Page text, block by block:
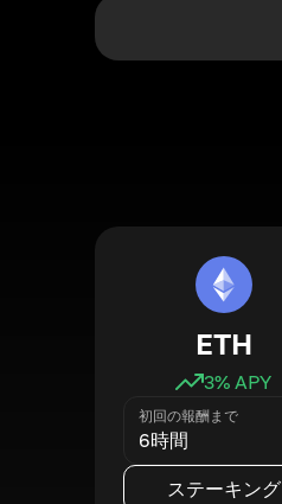
ETH
3% APY
初回の報酬まで
6時間
ステーキング